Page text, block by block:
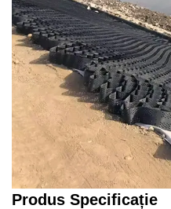
Produs Specificație